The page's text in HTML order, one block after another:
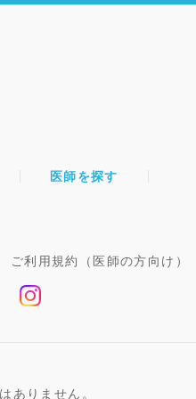
医師を探す
ご利用規約（医師の方向け）
ありません。